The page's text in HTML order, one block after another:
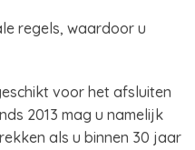
regels, waardoor u
voor het afsluiten
2013 mag u namelijk
als u binnen 30 jaar